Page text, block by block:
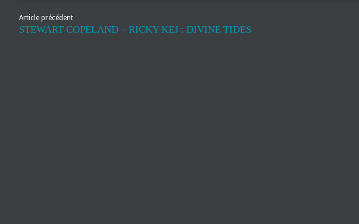
Article précédent
STEWART COPELAND – RICKY KEJ : DIVINE TIDES